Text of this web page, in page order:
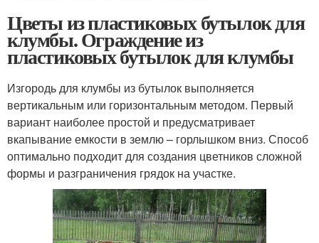
Цветы из пластиковых бутылок для
клумбы. Ограждение из
пластиковых бутылок для клумбы
Изгородь для клумбы из бутылок выполняется
вертикальным или горизонтальным методом. Первый
вариант наиболее простой и предусматривает
вкапывание емкости в землю – горлышком вниз. Способ
оптимально подходит для создания цветников сложной
формы и разграничения грядок на участке.